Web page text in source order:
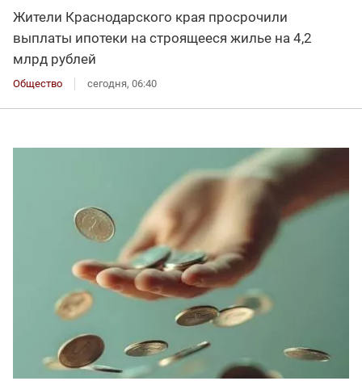
Жители Краснодарского края просрочили
выплаты ипотеки на строящееся жилье на 4,2
млрд рублей
Общество сегодня, 06:40